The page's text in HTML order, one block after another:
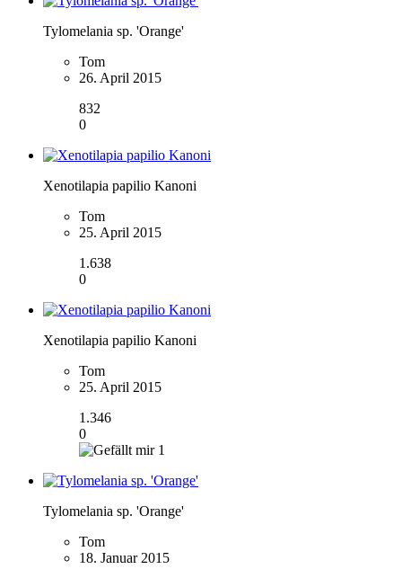
Tylomelania sp. 'Orange'
Tom
26. April 2015
832
0
Xenotilapia papilio Kanoni
Tom
25. April 2015
1.638
0
Xenotilapia papilio Kanoni
Tom
25. April 2015
1.346
0
1
Tylomelania sp. 'Orange'
Tom
18. Januar 2015